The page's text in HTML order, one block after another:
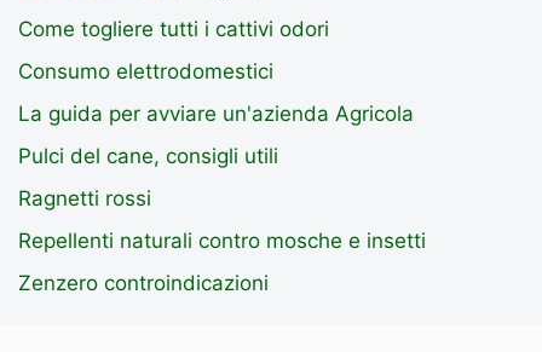
Come togliere tutti i cattivi odori
Consumo elettrodomestici
La guida per avviare un'azienda Agricola
Pulci del cane, consigli utili
Ragnetti rossi
Repellenti naturali contro mosche e insetti
Zenzero controindicazioni